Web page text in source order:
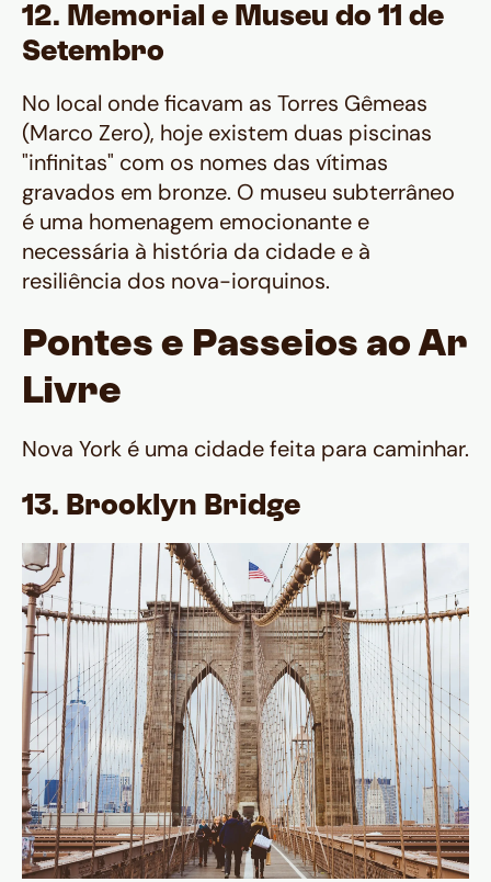
12. Memorial e Museu do 11 de
Setembro
No local onde ficavam as Torres Gêmeas
(Marco Zero), hoje existem duas piscinas
"infinitas" com os nomes das vítimas
gravados em bronze. O museu subterrâneo
é uma homenagem emocionante e
necessária à história da cidade e à
resiliência dos nova-iorquinos.
Pontes e Passeios ao Ar
Livre
Nova York é uma cidade feita para caminhar.
13. Brooklyn Bridge